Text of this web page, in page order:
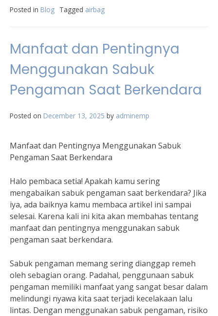
Posted in Blog Tagged airbag
Manfaat dan Pentingnya
Menggunakan Sabuk
Pengaman Saat Berkendara
Posted on December 13, 2025 by adminemp
Manfaat dan Pentingnya Menggunakan Sabuk
Pengaman Saat Berkendara
Halo pembaca setia! Apakah kamu sering
mengabaikan sabuk pengaman saat berkendara? Jika
iya, ada baiknya kamu membaca artikel ini sampai
selesai. Karena kali ini kita akan membahas tentang
manfaat dan pentingnya menggunakan sabuk
pengaman saat berkendara.
Sabuk pengaman memang sering dianggap remeh
oleh sebagian orang. Padahal, penggunaan sabuk
pengaman memiliki manfaat yang sangat besar dalam
melindungi nyawa kita saat terjadi kecelakaan lalu
lintas. Dengan menggunakan sabuk pengaman, risiko